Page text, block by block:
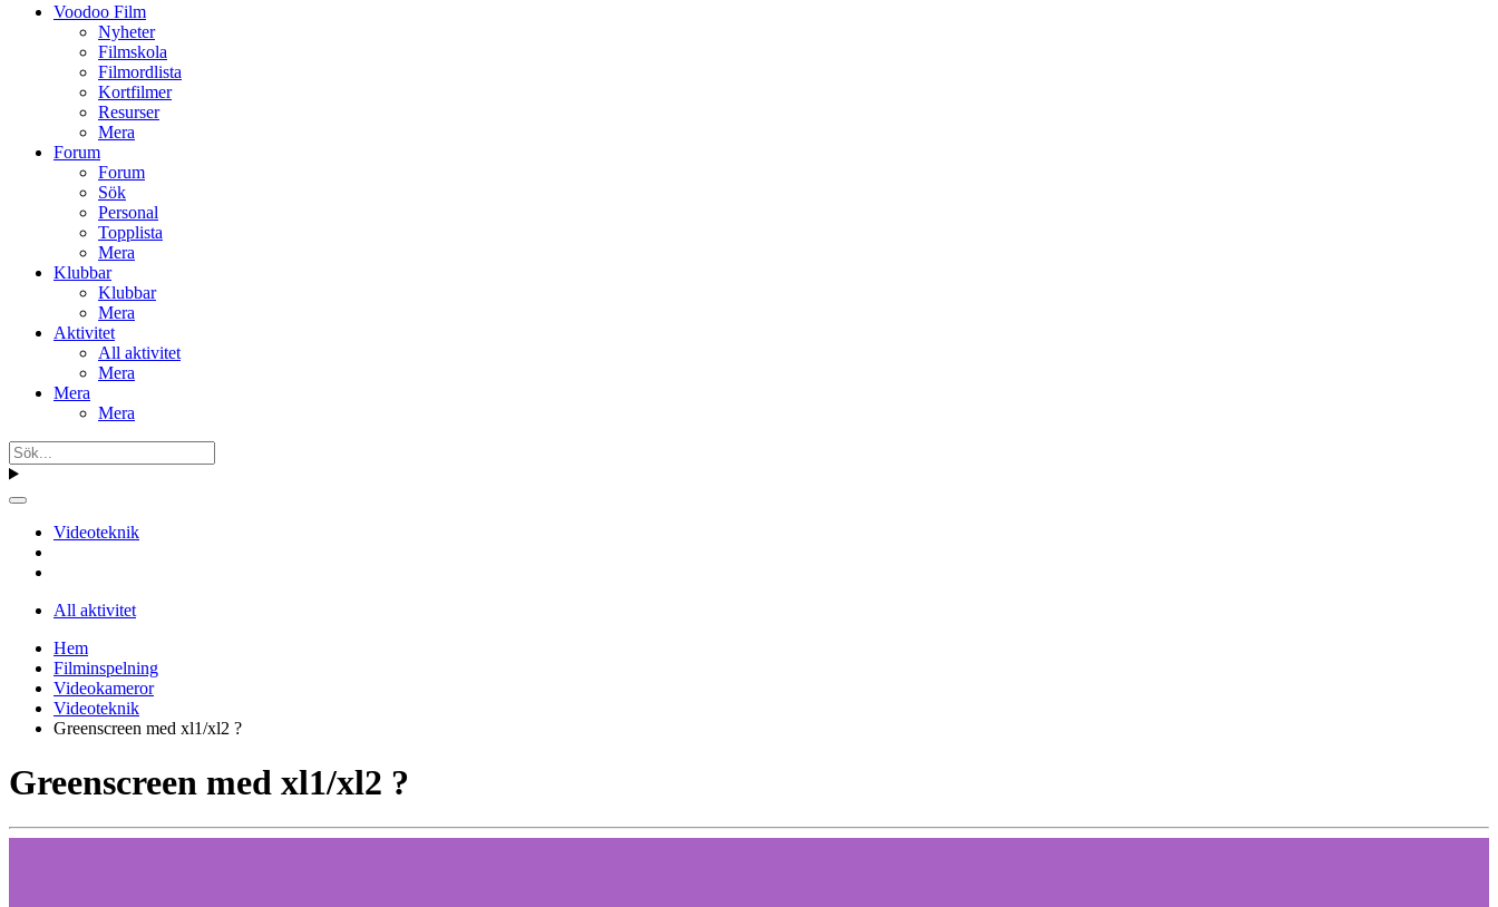
Voodoo Film
Nyheter
Filmskola
Filmordlista
Kortfilmer
Resurser
Mera
Forum
Forum
Sök
Personal
Topplista
Mera
Klubbar
Klubbar
Mera
Aktivitet
All aktivitet
Mera
Mera
Mera
Videoteknik
All aktivitet
Hem
Filminspelning
Videokameror
Videoteknik
Greenscreen med xl1/xl2 ?
Greenscreen med xl1/xl2 ?